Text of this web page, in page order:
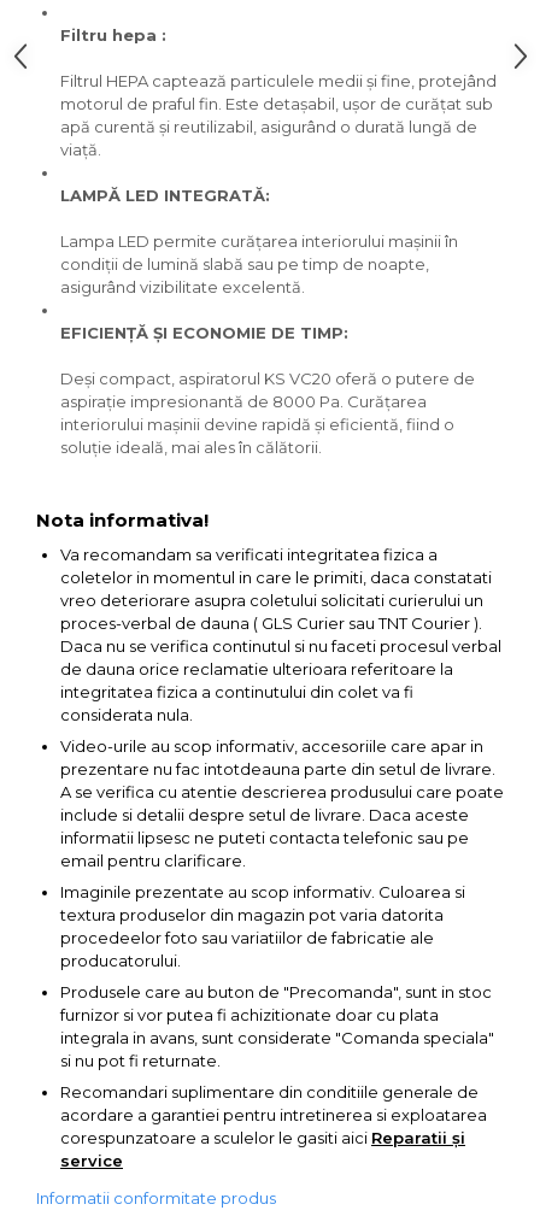
Suruburi si dibluri
Carlige de Ridicare
Dispozitive de Taiat si
Manipulat Sticla
lemn
Aeroterme si Ventilatoare
Bormasini & Masini de Gaurit
Compresoare Auto
Masini de Ascutit Burghie
Discuri Fierastrau Circular
Dispozitive de taiat polistiren
Polizoare drepte & accesorii
Filtru hepa :
Filtrul HEPA captează particulele medii și fine, protejând
motorul de praful fin. Este detașabil, ușor de curățat sub
apă curentă și reutilizabil, asigurând o durată lungă de
viață.
LAMPĂ LED INTEGRATĂ:
Lampa LED permite curățarea interiorului mașinii în
condiții de lumină slabă sau pe timp de noapte,
asigurând vizibilitate excelentă.
EFICIENȚĂ ȘI ECONOMIE DE TIMP:
Deși compact, aspiratorul KS VC20 oferă o putere de
aspirație impresionantă de 8000 Pa. Curățarea
interiorului mașinii devine rapidă și eficientă, fiind o
soluție ideală, mai ales în călătorii.
Nota informativa!
Va recomandam sa verificati integritatea fizica a
coletelor in momentul in care le primiti, daca constatati
vreo deteriorare asupra coletului solicitati curierului un
proces-verbal de dauna ( GLS Curier sau TNT Courier ).
Daca nu se verifica continutul si nu faceti procesul verbal
de dauna orice reclamatie ulterioara referitoare la
integritatea fizica a continutului din colet va fi
considerata nula.
Video-urile au scop informativ, accesoriile care apar in
prezentare nu fac intotdeauna parte din setul de livrare.
A se verifica cu atentie descrierea produsului care poate
include si detalii despre setul de livrare. Daca aceste
informatii lipsesc ne puteti contacta telefonic sau pe
email pentru clarificare.
Imaginile prezentate au scop informativ. Culoarea si
textura produselor din magazin pot varia datorita
procedeelor foto sau variatiilor de fabricatie ale
producatorului.
Produsele care au buton de "Precomanda", sunt in stoc
furnizor si vor putea fi achizitionate doar cu plata
integrala in avans, sunt considerate "Comanda speciala"
si nu pot fi returnate.
Recomandari suplimentare din conditiile generale de
acordare a garantiei pentru intretinerea si exploatarea
corespunzatoare a sculelor le gasiti aici Reparatii și
service
Informatii conformitate produs